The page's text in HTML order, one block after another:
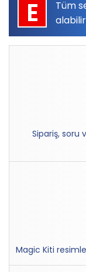
E
Tüm
Sipariş, soru
Magic Kiti